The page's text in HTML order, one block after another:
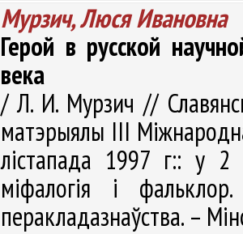
Мурзич, Люся Ивановна
Герой в русской
века
/ Л. И. Мурзич //
матэрыялы III
лістапада 1997 г:: у 2
міфалогія і
перакладазнаўства. –